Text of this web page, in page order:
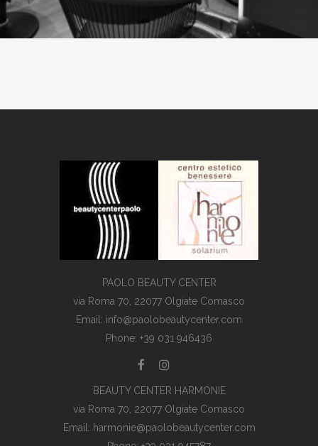
PAOLO BEAUTY CENTER
via Roma 70, 22077 Olgiate Comasco
Email: info@paolobeautycenter.com
Phone: +39 031 946436
BEAUTY CENTER HARMONIE
via Roma 70, 22077 Olgiate Comasco
Email: harmonie@paolobeautycenter.com